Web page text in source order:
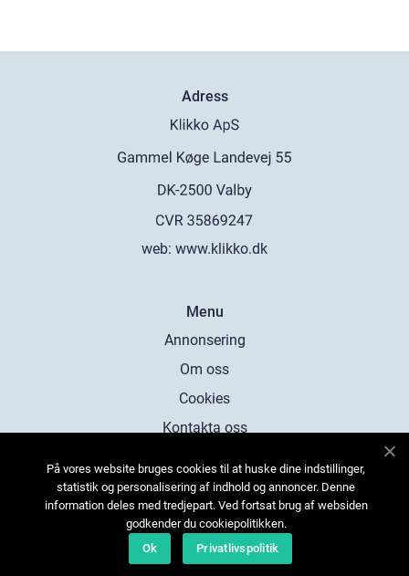
Adress
web: www.klikko.dk
Menu
Annonsering
Om oss
Cookies
Kontakta oss
På vores website bruges cookies til at huske dine indstillinger,
statistik og personalisering af indhold og annoncer. Denne
information deles med tredjepart. Ved fortsat brug af websiden
godkender du cookiepolitikken.
Ok
Privatlivspolitik